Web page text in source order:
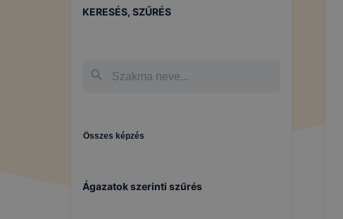
KERESÉS, SZŰRÉS
Összes képzés
Ágazatok szerinti szűrés